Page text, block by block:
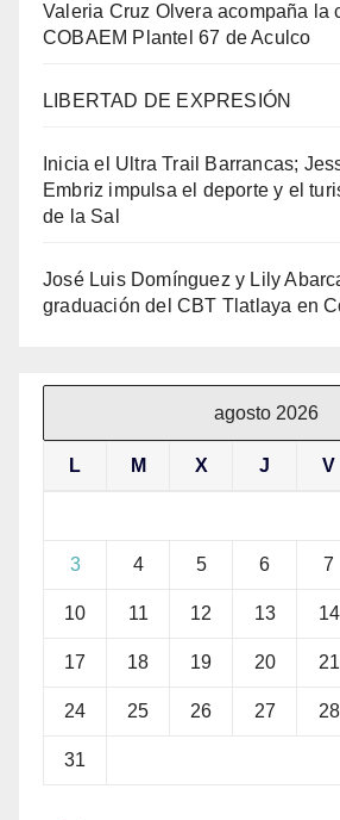
Valeria Cruz Olvera acompaña la
COBAEM Plantel 67 de Aculco
LIBERTAD DE EXPRESIÓN
Inicia el Ultra Trail Barrancas;
Embriz impulsa el deporte y el
de la Sal
José Luis Domínguez y Lily
graduación del CBT Tlatlaya en
agosto 2026
L M X J V
3 4 5 6 7
10 11 12 13 14
17 18 19 20 21
24 25 26 27 28
31